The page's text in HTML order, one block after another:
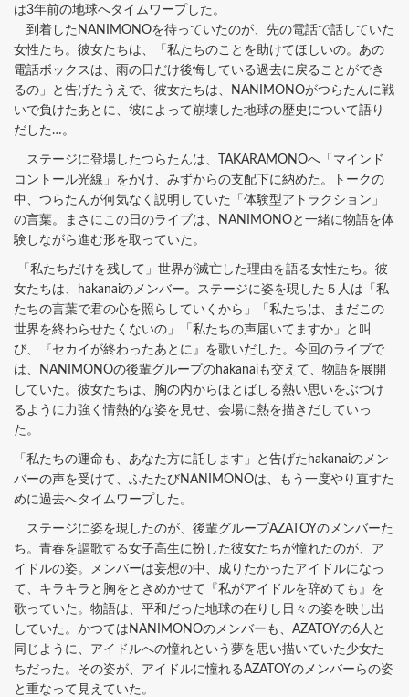
は3年前の地球へタイムワープした。
到着したNANIMONOを待っていたのが、先の電話で話していた
女性たち。彼女たちは、「私たちのことを助けてほしいの。あの
電話ボックスは、雨の日だけ後悔している過去に戻ることができ
るの」と告げたうえで、彼女たちは、NANIMONOがつらたんに戦
いで負けたあとに、彼によって崩壊した地球の歴史について語り
だした…。
ステージに登場したつらたんは、TAKARAMONOへ「マインド
コントール光線」をかけ、みずからの支配下に納めた。トークの
中、つらたんが何気なく説明していた「体験型アトラクション」
の言葉。まさにこの日のライブは、NANIMONOと一緒に物語を体
験しながら進む形を取っていた。
「私たちだけを残して」世界が滅亡した理由を語る女性たち。彼
女たちは、hakanaiのメンバー。ステージに姿を現した５人は「私
たちの言葉で君の心を照らしていくから」「私たちは、まだこの
世界を終わらせたくないの」「私たちの声届いてますか」と叫
び、『セカイが終わったあとに』を歌いだした。今回のライブで
は、NANIMONOの後輩グループのhakanaiも交えて、物語を展開
していた。彼女たちは、胸の内からほとばしる熱い思いをぶつけ
るように力強く情熱的な姿を見せ、会場に熱を描きだしていっ
た。
「私たちの運命も、あなた方に託します」と告げたhakanaiのメン
バーの声を受けて、ふたたびNANIMONOは、もう一度やり直すた
めに過去へタイムワープした。
ステージに姿を現したのが、後輩グループAZATOYのメンバーた
ち。青春を謳歌する女子高生に扮した彼女たちが憧れたのが、ア
イドルの姿。メンバーは妄想の中、成りたかったアイドルになっ
て、キラキラと胸をときめかせて『私がアイドルを辞めても』を
歌っていた。物語は、平和だった地球の在りし日々の姿を映し出
していた。かつてはNANIMONOのメンバーも、AZATOYの6人と
同じように、アイドルへの憧れという夢を思い描いていた少女た
ちだった。その姿が、アイドルに憧れるAZATOYのメンバーらの姿
と重なって見えていた。